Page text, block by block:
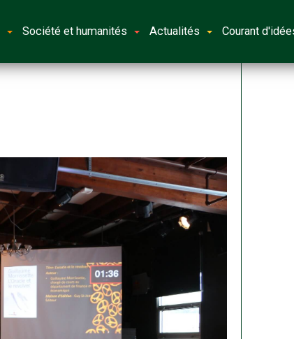
Société et humanités Actualités Courant